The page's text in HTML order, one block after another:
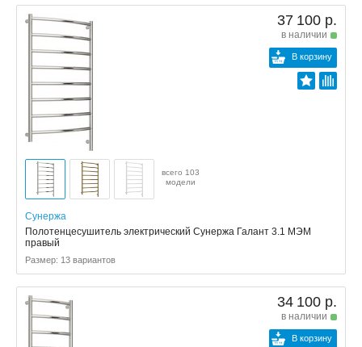
37 100 р.
в наличии
В корзину
всего 103
модели
Сунержа
Полотенцесушитель электрический Сунержа Галант 3.1 МЭМ
правый
Размер: 13 вариантов
34 100 р.
в наличии
В корзину